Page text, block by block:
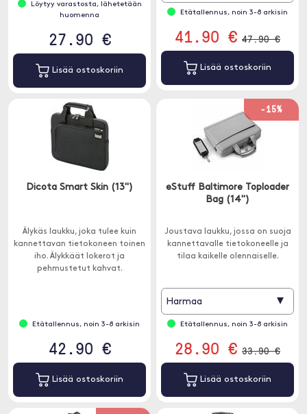
Löytyy varastosta, lähetetään
huomenna
27.90 €
Lisää ostoskoriin
Etätallennus, noin 3-8 arkisin
41.90 € 47.90 €
Lisää ostoskoriin
Dicota Smart Skin (13")
Älykäs laukku, joka tulee kuin
kannettavan tietokoneen toinen
iho. Älykkäät lokerot ja
pehmustetut kahvat.
Etätallennus, noin 3-8 arkisin
42.90 €
Lisää ostoskoriin
-15%
eStuff Baltimore Toploader
Bag (14")
Joustava laukku, jossa on suoja
kannettavalle tietokoneelle ja
tilaa kaikelle olennaiselle.
Harmaa ▾
Etätallennus, noin 3-8 arkisin
28.90 € 33.90 €
Lisää ostoskoriin